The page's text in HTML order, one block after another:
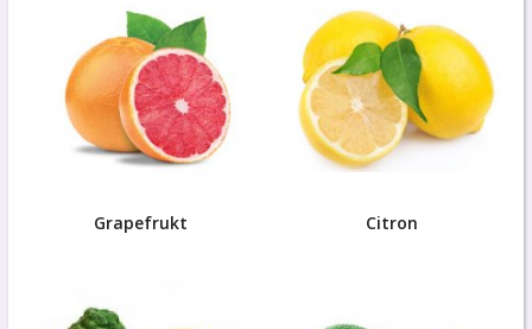
Grapefrukt Citron